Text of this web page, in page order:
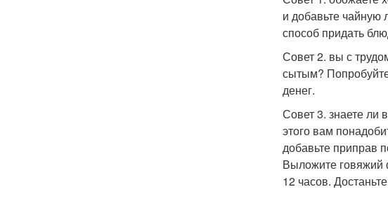
и добавьте чайную
способ придать
Совет 2. вы с
сытым?
денег.
Совет 3. знаете ли
этого вам
добавьте приправ
Выложите говяжий
12 часов.